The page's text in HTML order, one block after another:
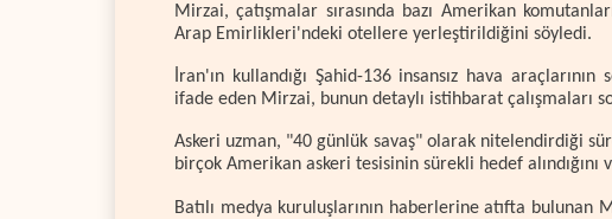
Mirzai, çatışmalar sırasında bazı Amerikan
Arap Emirlikleri'ndeki otellere yerleştirildiğini söyledi.
İran'ın kullandığı Şahid-136 insansız hava
ifade eden Mirzai, bunun detaylı istihbarat çalışmaları
Askeri uzman, "40 günlük savaş" olarak nitelendirdiği
birçok Amerikan askeri tesisinin sürekli hedef alındığını
Batılı medya kuruluşlarının haberlerine atıfta bulunan